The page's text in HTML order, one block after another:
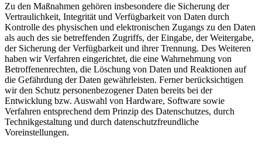
Zu den Maßnahmen gehören insbesondere die Sicherung der
Vertraulichkeit, Integrität und Verfügbarkeit von Daten durch
Kontrolle des physischen und elektronischen Zugangs zu den Daten
als auch des sie betreffenden Zugriffs, der Eingabe, der Weitergabe,
der Sicherung der Verfügbarkeit und ihrer Trennung. Des Weiteren
haben wir Verfahren eingerichtet, die eine Wahrnehmung von
Betroffenenrechten, die Löschung von Daten und Reaktionen auf
die Gefährdung der Daten gewährleisten. Ferner berücksichtigen
wir den Schutz personenbezogener Daten bereits bei der
Entwicklung bzw. Auswahl von Hardware, Software sowie
Verfahren entsprechend dem Prinzip des Datenschutzes, durch
Technikgestaltung und durch datenschutzfreundliche
Voreinstellungen.